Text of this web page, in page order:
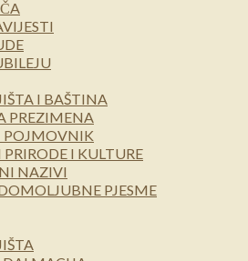
I BAŠTINA
PREZIMENA
POJMOVNIK
I KULTURE
NAZIVI
PJESME